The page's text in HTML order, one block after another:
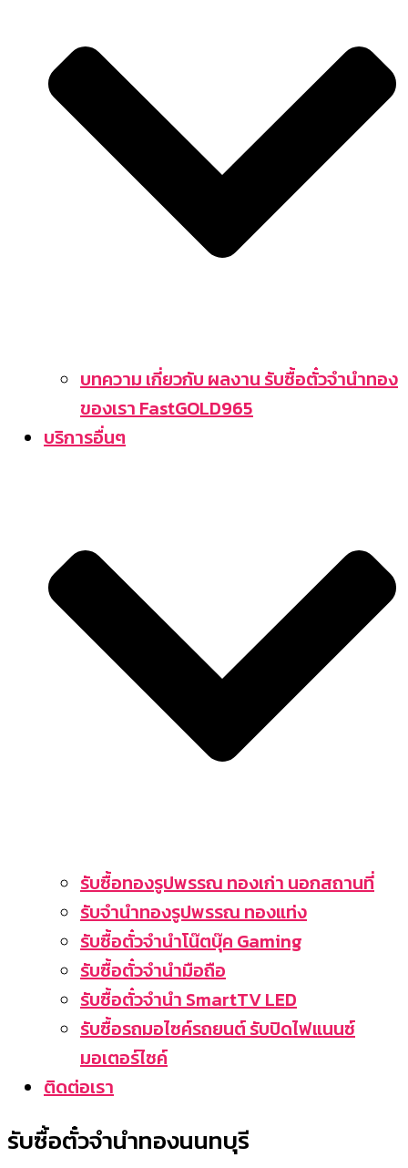
บทความ เกี่ยวกับ ผลงาน รับซื้อตั๋วจำนำทอง
ของเรา FastGOLD965
บริการอื่นๆ
รับซื้อทองรูปพรรณ ทองเก่า นอกสถานที่
รับจำนำทองรูปพรรณ ทองแท่ง
รับซื้อตั๋วจำนำโน๊ตบุ๊ค Gaming
รับซื้อตั๋วจำนำมือถือ
รับซื้อตั๋วจำนำ SmartTV LED
รับซื้อรถมอไซค์รถยนต์ รับปิดไฟแนนซ์
มอเตอร์ไซค์
ติดต่อเรา
รับซื้อตั๋วจำนำทองนนทบุรี